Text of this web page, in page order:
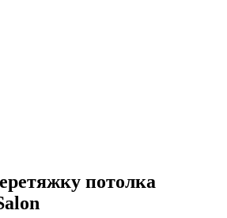
потолка